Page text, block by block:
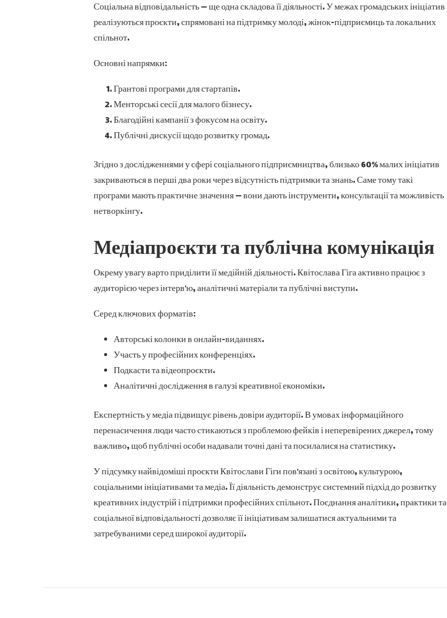
Соціальна відповідальність — ще одна складова її діяльності. У межах громадських ініціатив
реалізуються проєкти, спрямовані на підтримку молоді, жінок-підприємиць та локальних
спільнот.
Основні напрямки:
Грантові програми для стартапів.
Менторські сесії для малого бізнесу.
Благодійні кампанії з фокусом на освіту.
Публічні дискусії щодо розвитку громад.
Згідно з дослідженнями у сфері соціального підприємництва, близько 60% малих ініціатив
закриваються в перші два роки через відсутність підтримки та знань. Саме тому такі
програми мають практичне значення — вони дають інструменти, консультації та можливість
нетворкінгу.
Медіапроєкти та публічна комунікація
Окрему увагу варто приділити її медійній діяльності. Квітослава Гіга активно працює з
аудиторією через інтерв’ю, аналітичні матеріали та публічні виступи.
Серед ключових форматів:
Авторські колонки в онлайн-виданнях.
Участь у професійних конференціях.
Подкасти та відеопроєкти.
Аналітичні дослідження в галузі креативної економіки.
Експертність у медіа підвищує рівень довіри аудиторії. В умовах інформаційного
перенасичення люди часто стикаються з проблемою фейків і неперевірених джерел, тому
важливо, щоб публічні особи надавали точні дані та посилалися на статистику.
У підсумку найвідоміші проєкти Квітослави Гіги пов’язані з освітою, культурою,
соціальними ініціативами та медіа. Її діяльність демонструє системний підхід до розвитку
креативних індустрій і підтримки професійних спільнот. Поєднання аналітики, практики та
соціальної відповідальності дозволяє її ініціативам залишатися актуальними та
затребуваними серед широкої аудиторії.